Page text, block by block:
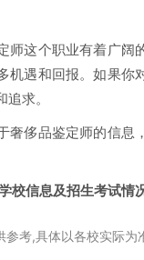
师这个职业有着广阔
机遇和回报。如果
求。
奢侈品鉴定师的信息
校信息及招生考试情
参考,具体以各校实际